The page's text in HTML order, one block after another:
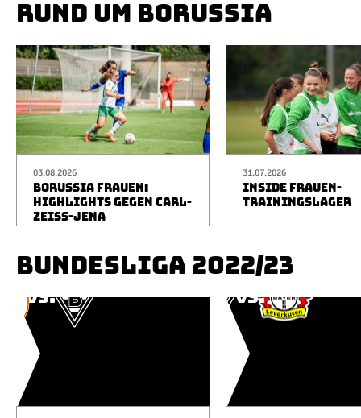
RUND UM BORUSSIA
03.08.2026
BORUSSIA FRAUEN:
HIGHLIGHTS GEGEN CARL-
ZEISS-JENA
31.07.2026
INSIDE FRAUEN-
TRAININGSLAGER
BUNDESLIGA 2022/23